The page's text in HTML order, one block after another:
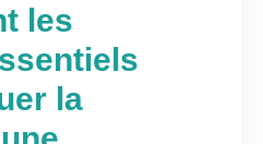
les
la